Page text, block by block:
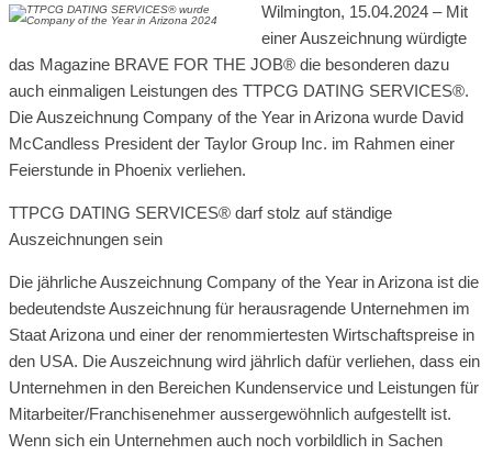
Wilmington, 15.04.2024 – Mit
einer Auszeichnung würdigte
das Magazine BRAVE FOR THE JOB® die besonderen dazu
auch einmaligen Leistungen des TTPCG DATING SERVICES®.
Die Auszeichnung Company of the Year in Arizona wurde David
McCandless President der Taylor Group Inc. im Rahmen einer
Feierstunde in Phoenix verliehen.
TTPCG DATING SERVICES® darf stolz auf ständige
Auszeichnungen sein
Die jährliche Auszeichnung Company of the Year in Arizona ist die
bedeutendste Auszeichnung für herausragende Unternehmen im
Staat Arizona und einer der renommiertesten Wirtschaftspreise in
den USA. Die Auszeichnung wird jährlich dafür verliehen, dass ein
Unternehmen in den Bereichen Kundenservice und Leistungen für
Mitarbeiter/Franchisenehmer aussergewöhnlich aufgestellt ist.
Wenn sich ein Unternehmen auch noch vorbildlich in Sachen